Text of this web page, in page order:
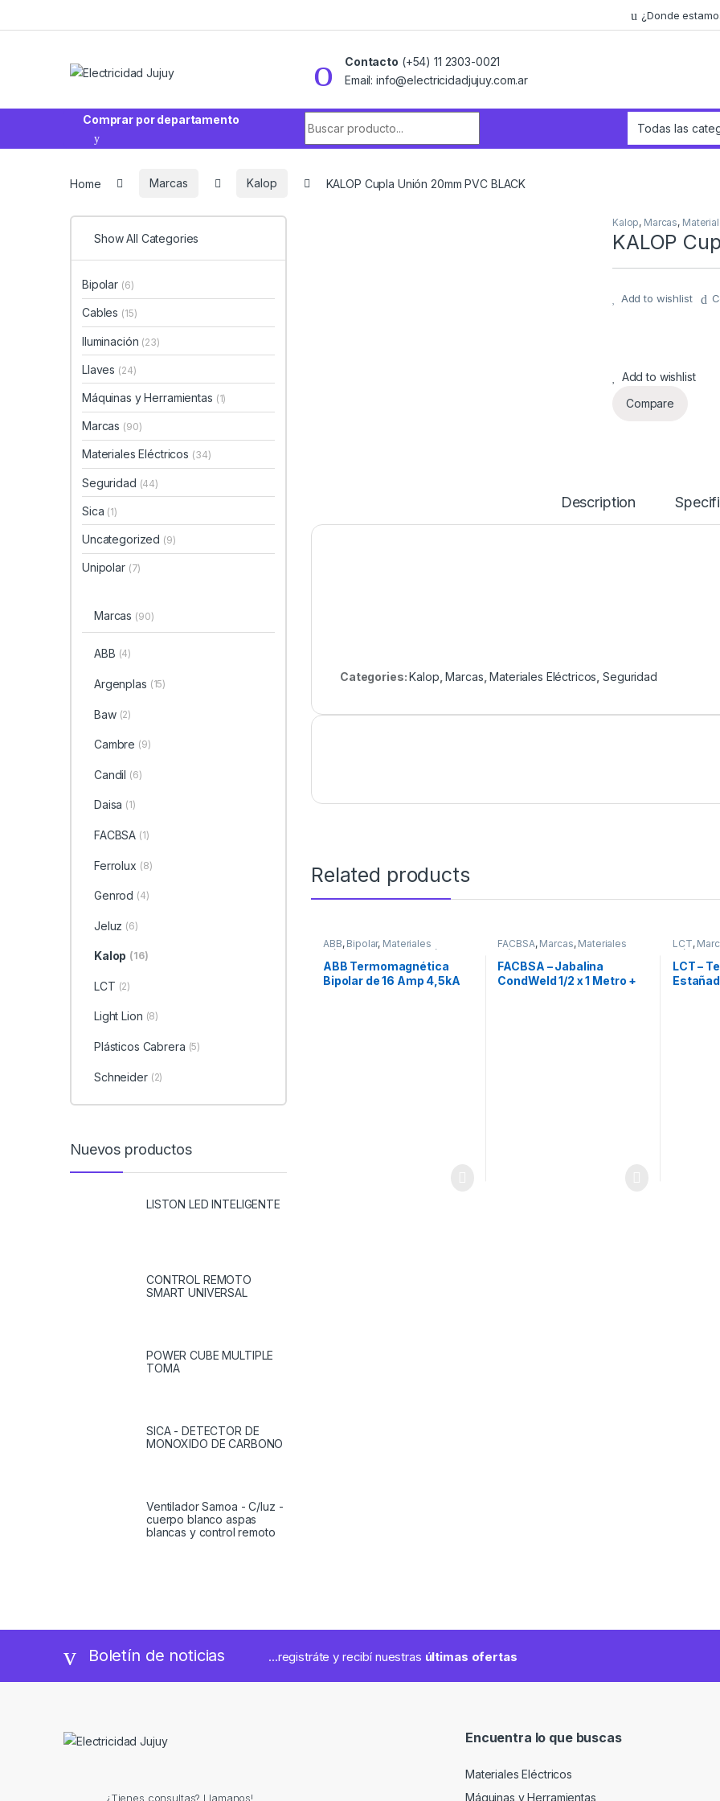
¿Donde
Contacto (+54) 11 2303-0021
Email: info@electricidadjujuy.com.ar
Comprar por departamento
Home Marcas Kalop KALOP Cupla Unión 20mm PVC BLACK
Kalop, Marcas,
KALOP
Add to wishlist
Add to wishlist
Compare
Description
Categories: Kalop, Marcas, Materiales Eléctricos,Seguridad
Related products
ABB, Bipolar, Materiales
Eléctricos
Térmicas
ABB Termomagnética
Bipolar de 16 Amp 4,5kA
FACBSA, Marcas, Materiales
Eléctricos
FACBSA – Jabalina
CondWeld 1/2 x 1 Metro +
LCT,
Eléctricos
LCT –
Show All Categories
Bipolar (6)
Cables (15)
Iluminación (23)
Llaves (24)
Máquinas y Herramientas (1)
Marcas (90)
Materiales Eléctricos (34)
Seguridad (44)
Sica (1)
Uncategorized (9)
Unipolar (7)
Marcas (90)
ABB (4)
Argenplas (15)
Baw (2)
Cambre (9)
Candil (6)
Daisa (1)
FACBSA (1)
Ferrolux (8)
Genrod (4)
Jeluz (6)
Kalop (16)
LCT (2)
Light Lion (8)
Plásticos Cabrera (5)
Schneider (2)
Nuevos productos
LISTON LED INTELIGENTE
CONTROL REMOTO
SMART UNIVERSAL
POWER CUBE MULTIPLE
TOMA
SICA - DETECTOR DE
MONOXIDO DE CARBONO
Ventilador Samoa - C/luz -
cuerpo blanco aspas
blancas y control remoto
Boletín de noticias ...registráte y recibí nuestras últimas ofertas
¿Tienes consultas? Llamanos!
Encuentra lo que buscas
Materiales Eléctricos
Máquinas y Herramientas